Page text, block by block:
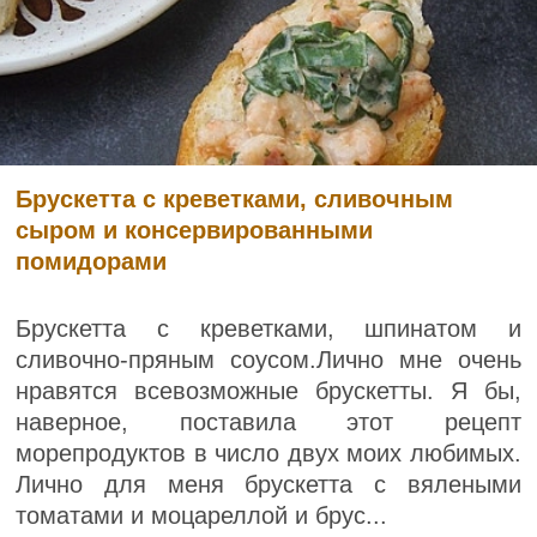
Брускетта с креветками, сливочным
сыром и консервированными
помидорами
Брускетта с креветками, шпинатом и
сливочно-пряным соусом.Лично мне очень
нравятся всевозможные брускетты. Я бы,
наверное, поставила этот рецепт
морепродуктов в число двух моих любимых.
Лично для меня брускетта с вялеными
томатами и моцареллой и брус...